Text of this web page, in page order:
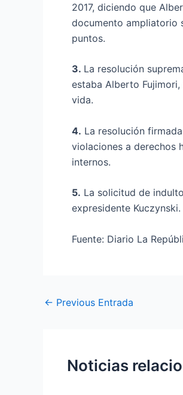
2017, diciendo que
documento ampliatorio
puntos.
3. La resolución
estaba Alberto
vida.
4. La resolución
violaciones a derechos
internos.
5. La solicitud de
expresidente Kuczynski.
Fuente: Diario La
← Previous Entrada
Noticias